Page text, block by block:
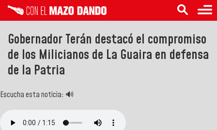
Gobernador Terán destacó el compromiso
de los Milicianos de La Guaira en defensa
de la Patria
Escucha esta noticia: 🔊